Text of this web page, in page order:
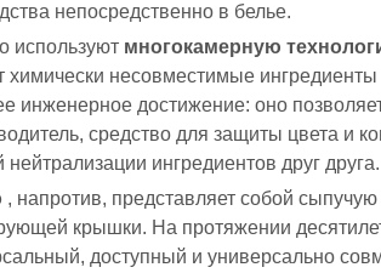
непосредственно в белье.
используют многокамерную
химически несовместимые
инженерное достижение: оно
средство для защиты цвета и
ингредиентов друг друга.
, напротив, представляет собой
крышки. На протяжении
доступный и универсально